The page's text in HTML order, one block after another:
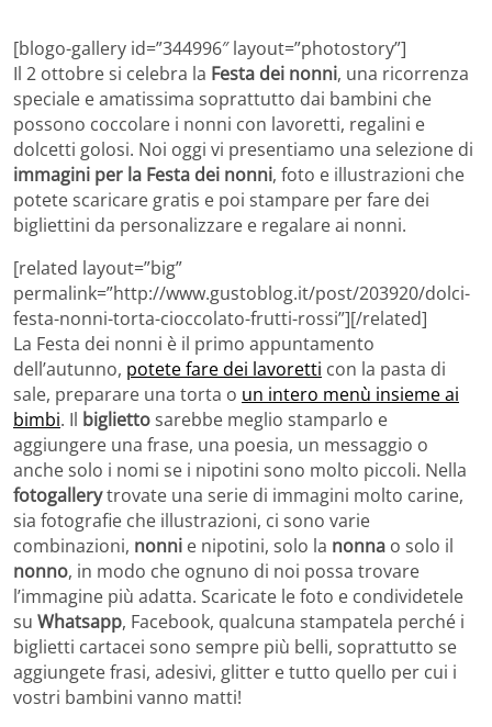
[blogo-gallery id=”344996″ layout=”photostory”]
Il 2 ottobre si celebra la Festa dei nonni, una ricorrenza
speciale e amatissima soprattutto dai bambini che
possono coccolare i nonni con lavoretti, regalini e
dolcetti golosi. Noi oggi vi presentiamo una selezione di
immagini per la Festa dei nonni, foto e illustrazioni che
potete scaricare gratis e poi stampare per fare dei
bigliettini da personalizzare e regalare ai nonni.
[related layout=”big”
permalink=”http://www.gustoblog.it/post/203920/dolci-
festa-nonni-torta-cioccolato-frutti-rossi”][/related]
La Festa dei nonni è il primo appuntamento
dell’autunno, potete fare dei lavoretti con la pasta di
sale, preparare una torta o un intero menù insieme ai
bimbi. Il bigliettosarebbe meglio stamparlo e
aggiungere una frase, una poesia, un messaggio o
anche solo i nomi se i nipotini sono molto piccoli. Nella
fotogallerytrovate una serie di immagini molto carine,
sia fotografie che illustrazioni, ci sono varie
combinazioni, nonni e nipotini, solo la nonna o solo il
nonno, in modo che ognuno di noi possa trovare
l’immagine più adatta. Scaricate le foto e condividetele
su Whatsapp, Facebook, qualcuna stampatela perché i
biglietti cartacei sono sempre più belli, soprattutto se
aggiungete frasi, adesivi, glitter e tutto quello per cui i
vostri bambini vanno matti!